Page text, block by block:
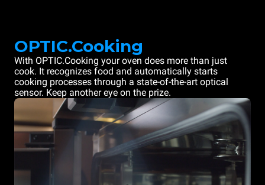
OPTIC.Cooking
With OPTIC.Cooking your oven does more than just
cook. It recognizes food and automatically starts
cooking processes through a state-of-the-art optical
sensor. Keep another eye on the prize.